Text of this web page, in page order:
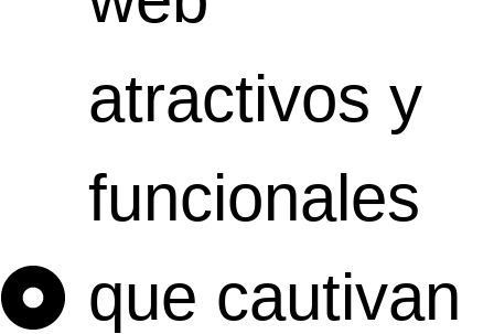
atractivos y
funcionales
que cautivan